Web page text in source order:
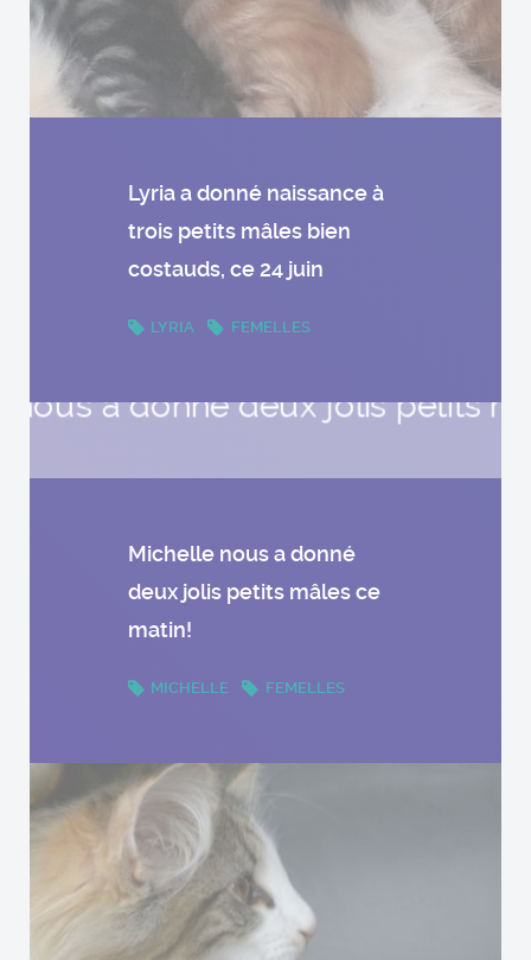
Lyria a donné naissance à
trois petits mâles bien
costauds, ce 24 juin
LYRIA FEMELLES
Michelle nous a donné
deux jolis petits mâles ce
matin!
MICHELLE FEMELLES